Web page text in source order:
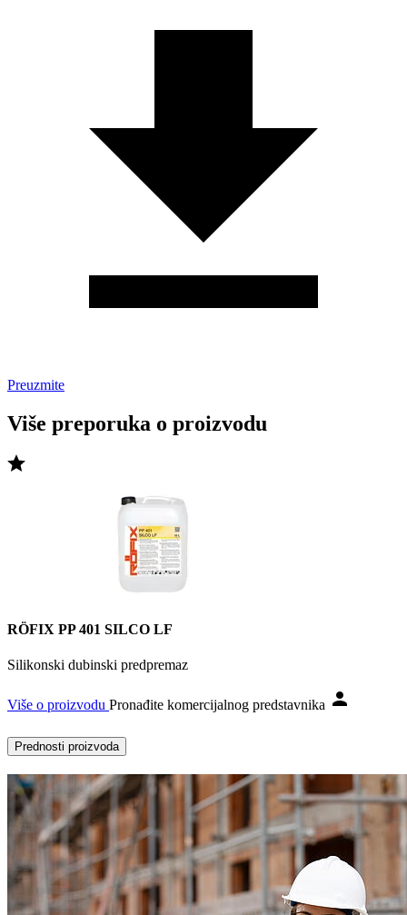
Preuzmite
Više preporuka o proizvodu
RÖFIX PP 401 SILCO LF
Silikonski dubinski predpremaz
Više o proizvodu Pronađite komercijalnog predstavnika
Prednosti proizvoda